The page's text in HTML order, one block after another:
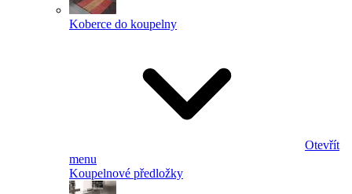
Koberce do koupelny
Otevřít
menu
Koupelnové předložky